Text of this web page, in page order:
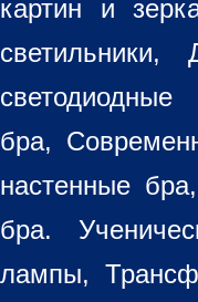
картин и
светильники,
бра,
настенные
бра.
лампы,